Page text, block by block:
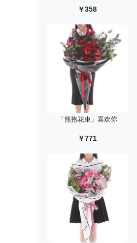
￥358
「熊抱花束」喜欢你
￥771